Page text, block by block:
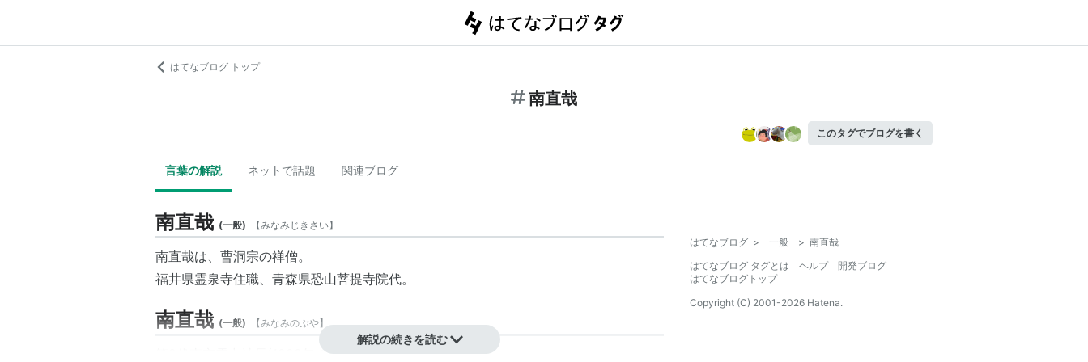
はてなブログ トップ
南直哉
このタグでブログを書く
言葉の解説 ネットで話題 関連ブログ
南直哉 (一般) 【みなみじきさい】
南直哉は、曹洞宗の禅僧。
福井県霊泉寺住職、青森県恐山菩提寺院代。
南直哉 (一般) 【みなみのぶや】
社長(1999年-2002年)。
解説の続きを読む
はてなブログ > 一般 > 南直哉
はてなブログ タグとは
ヘルプ
開発ブログ
はてなブログトップ
Copyright (C) 2001-2026 Hatena.